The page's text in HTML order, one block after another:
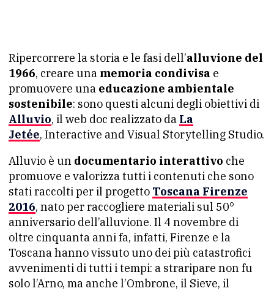
Ripercorrere la storia e le fasi dell’alluvione del
1966, creare una memoria condivisa e
promuovere una educazione ambientale
sostenibile: sono questi alcuni degli obiettivi di
Alluvio, il web doc realizzato da La
Jetée, Interactive and Visual Storytelling Studio.
Alluvio è un documentario interattivo che
promuove e valorizza tutti i contenuti che sono
stati raccolti per il progetto Toscana Firenze
2016, nato per raccogliere materiali sul 50°
anniversario dell’alluvione. Il 4 novembre di
oltre cinquanta anni fa, infatti, Firenze e la
Toscana hanno vissuto uno dei più catastrofici
avvenimenti di tutti i tempi: a straripare non fu
solo l’Arno, ma anche l’Ombrone, il Sieve, il